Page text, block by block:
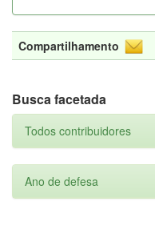
Compartilhamento
Busca facetada
Todos contribuidores
Ano de defesa